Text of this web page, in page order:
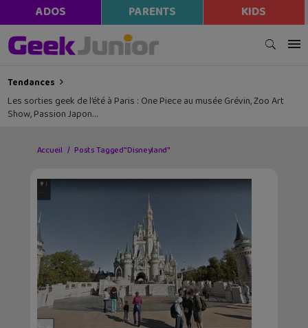
ADOS PARENTS KIDS
Tendances
Les sorties geek de l’été à Paris : One Piece au musée Grévin, Zoo Art
Show, Passion Japon…
Accueil Posts Tagged "Disneyland"